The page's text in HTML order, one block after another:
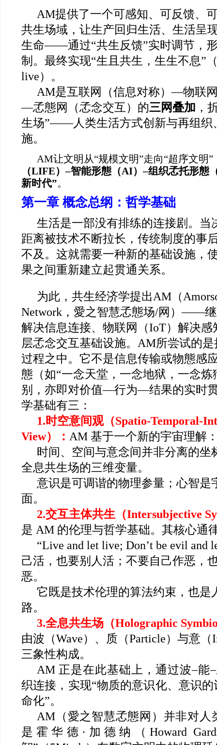
AM提供了一个可感知、可反馈、
共生场域，让生产回归生活、生活呈
生命——通过“共生反馈”实时调节，
制。最终实现“生且共生，生生不息”
live）。
AM是互联网（信息对称）—物联
—孞態网（孞念交互）的三网叠加 ，
生场”——人类生活方式创新与再组织
施。
AM让文明从“规模文明”走向“超序文明”
（LIFE）–智能形態（AI）–组织孞托形態
新时代”。
第一章 概念总纲：哲学基础
生活是一部没有排练的连接剧。当
距离被技术不断拉长，传统制度的事
不及。这就需要一种新的基础设施，
果之间重新建立起贯通关系。
为此，共生经济学提出AM（
Network，愛之智慧孞態场/网）——
解决信息连接、物联网（IoT）解决感
层孞念交互基础设施。AM所尝试的
过程之中。它不是信息传输或物態感
態（如“一念天堂，一念地狱，一念炼
别，亦即对价值—行为—结果的实时
学基础有三：
1.时空意间观（Spatio-Temporal-
View）： AM 基于一个新的宇宙理解
时间、空间与意念间并非分离的坐
全息共生场的三维变量。
意识是可调谐的物理参量；心智是
面。
2.交互主体共生（Intersubjective
是 AM 的伦理与哲学基础。其核心通
“Live and let live; Don’t be evil
己活，也要别人活；不要自己作恶，
恶。
它既是技术伦理的算法约束，也是
路。
3.全息共生场（Holographic
由波（Wave）、质（Particle）与意（
三象性构成。
AM 正是在此基础上，通过波–能
织连接，实现“物质的意识化、意识
命化”。
AM （愛之智慧孞態网）并非对
是霍华德·加德纳（Howard